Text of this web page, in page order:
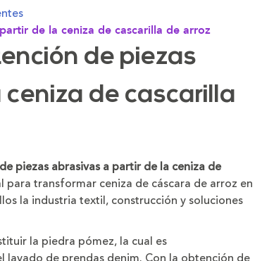
de la ceniza de cascarilla de arroz
de piezas
de cascarilla
piezas abrasivas a partir de la ceniza de
para transformar ceniza de cáscara de arroz en
la industria textil, construcción y soluciones
la piedra pómez, la cual es